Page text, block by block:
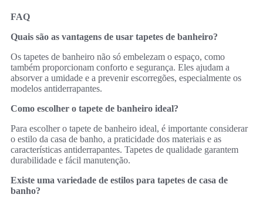
FAQ
Quais são as vantagens de usar tapetes de banheiro?
Os tapetes de banheiro não só embelezam o espaço, como
também proporcionam conforto e segurança. Eles ajudam a
absorver a umidade e a prevenir escorregões, especialmente os
modelos antiderrapantes.
Como escolher o tapete de banheiro ideal?
Para escolher o tapete de banheiro ideal, é importante considerar
o estilo da casa de banho, a praticidade dos materiais e as
características antiderrapantes. Tapetes de qualidade garantem
durabilidade e fácil manutenção.
Existe uma variedade de estilos para tapetes de casa de
banho?